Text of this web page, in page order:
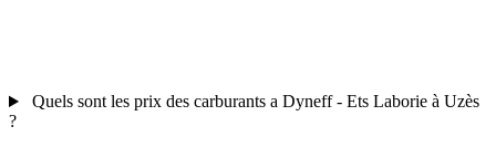
Quels sont les prix des carburants a Dyneff - Ets Laborie à Uzès
?